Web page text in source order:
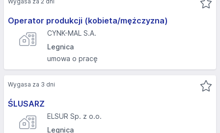
Operator produkcji (kobieta/mężczyzna)
CYNK-MAL S.A.
Legnica
umowa o pracę
ŚLUSARZ
ELSUR Sp. z o.o.
Legnica
Wygasa za 3 dni